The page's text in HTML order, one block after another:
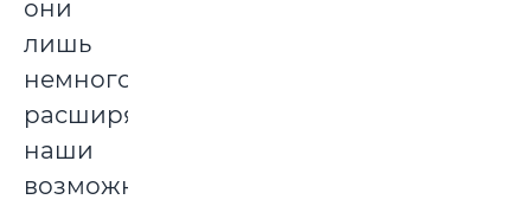
они
лишь
немного
расширяют
наши
возможности.